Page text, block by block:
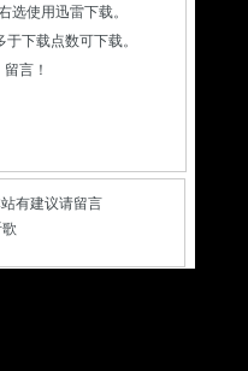
使用迅雷下载。
下载点数可下载。
言！
有建议请留言